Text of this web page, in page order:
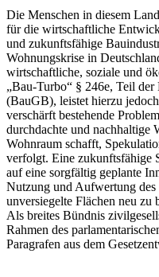
Die Menschen in diesem
für die wirtschaftliche
und zukunftsfähige
Wohnungskrise in
wirtschaftliche, soziale und
„Bau-Turbo“ § 246e, Teil
(BauGB), leistet hierzu
verschärft bestehende
durchdachte und nachhaltige
Wohnraum schafft,
verfolgt. Eine zukunftsfähige
auf eine sorgfältig geplante
Nutzung und Aufwertung des
unversiegelte Flächen neu zu
Als breites Bündnis
Rahmen des
Paragrafen aus dem